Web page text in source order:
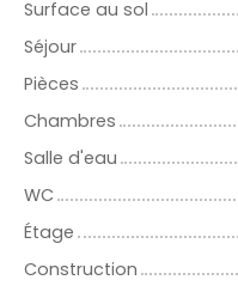
Surface au sol
Séjour
Pièces
Chambres
Salle d'eau
WC
Étage
Construction